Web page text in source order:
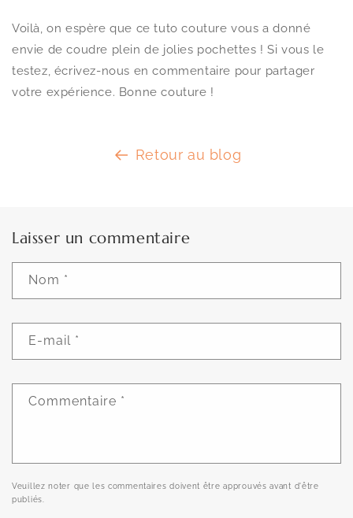
Voilà, on espère que ce tuto couture vous a donné
envie de coudre plein de jolies pochettes ! Si vous le
testez, écrivez-nous en commentaire pour partager
votre expérience. Bonne couture !
Retour au blog
Laisser un commentaire
Nom *
E-mail *
Commentaire *
Veuillez noter que les commentaires doivent être approuvés avant d'être
publiés.